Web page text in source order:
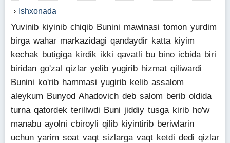
Ishxonada
Yuvinib kiyinib chiqib Bunini mawinasi tomon yurdim
birga wahar markazidagi qandaydir katta kiyim
kechak butigiga kirdik ikki qavatli bu bino icbida biri
biridan go'zal qizlar yelib yugirib hizmat qiliwardi
Bunini ko'rib hammasi yugirib kelib assalom
aleykum Bunyod Ahadovich deb salom berib oldida
turna qatordek teriliwdi Buni jiddiy tusga kirib ho'w
manabu ayolni cbiroyli qilib kiyintirib beriwlarin
uchun yarim soat vaqt sizlarga vaqt ketdi dedi qizlar